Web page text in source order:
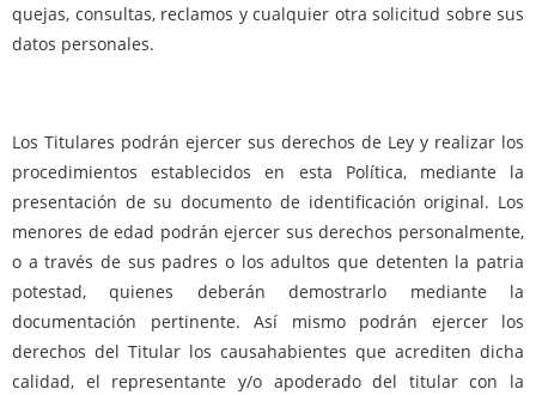
quejas, consultas, reclamos y cualquier otra solicitud sobre sus
datos personales.
Los Titulares podrán ejercer sus derechos de Ley y realizar los
procedimientos establecidos en esta Política, mediante la
presentación de su documento de identificación original. Los
menores de edad podrán ejercer sus derechos personalmente,
o a través de sus padres o los adultos que detenten la patria
potestad, quienes deberán demostrarlo mediante la
documentación pertinente. Así mismo podrán ejercer los
derechos del Titular los causahabientes que acrediten dicha
calidad, el representante y/o apoderado del titular con la